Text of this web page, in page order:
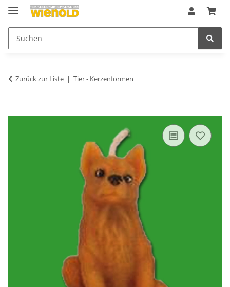
Zurück zur Liste Tier - Kerzenformen